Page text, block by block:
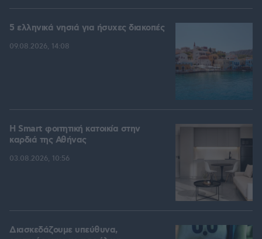
5 ελληνικά νησιά για ήσυχες διακοπές
09.08.2026, 14:08
Η Smart φοιτητική κατοικία στην
καρδιά της Αθήνας
03.08.2026, 10:56
Διασκεδάζουμε υπεύθυνα,